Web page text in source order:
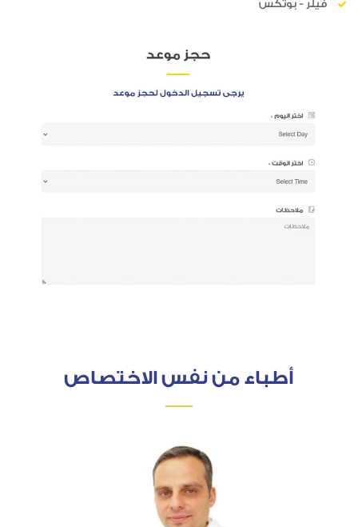
فيلر - بوتكس
أطباء من نفس الاختصاص